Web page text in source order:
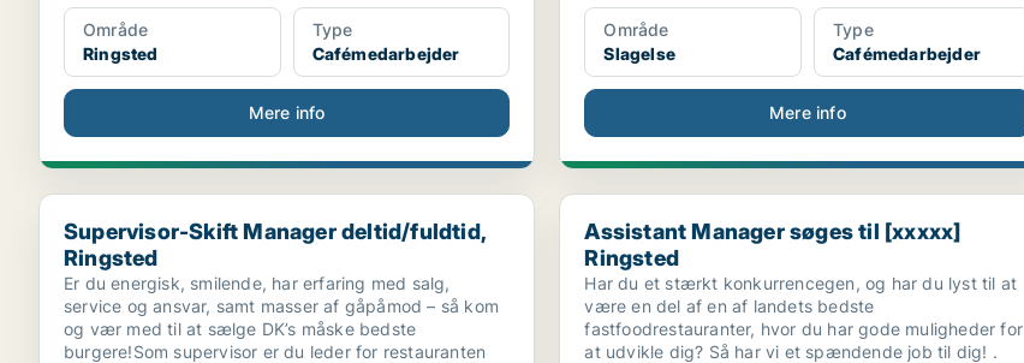
Område
Ringsted
Type
Cafémedarbejder
Mere info
Område
Slagelse
Type
Cafémedarbejder
Mere info
Supervisor-Skift Manager deltid/fuldtid, Ringsted
Supervisor-Skift Manager deltid/fuldtid,
Ringsted
Er du energisk, smilende, har erfaring med salg,
service og ansvar, samt masser af gåpåmod – så kom
og vær med til at sælge DK’s måske bedste
burgere!Som supervisor er du leder for restauranten
Assistant Manager søges til [xxxxx] Ringsted
Assistant Manager søges til [xxxxx]
Ringsted
Har du et stærkt konkurrencegen, og har du lyst til at
være en del af en af landets bedste
fastfoodrestauranter, hvor du har gode muligheder for
at udvikle dig? Så har vi et spændende job til dig! .